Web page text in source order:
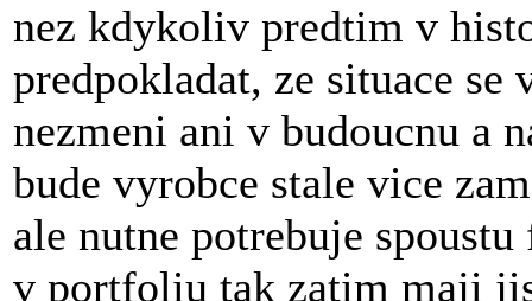
nez kdykoliv predtim v
predpokladat, ze situace se
nezmeni ani v budoucnu a
bude vyrobce stale vice
ale nutne potrebuje
v portfoliu tak zatim maji